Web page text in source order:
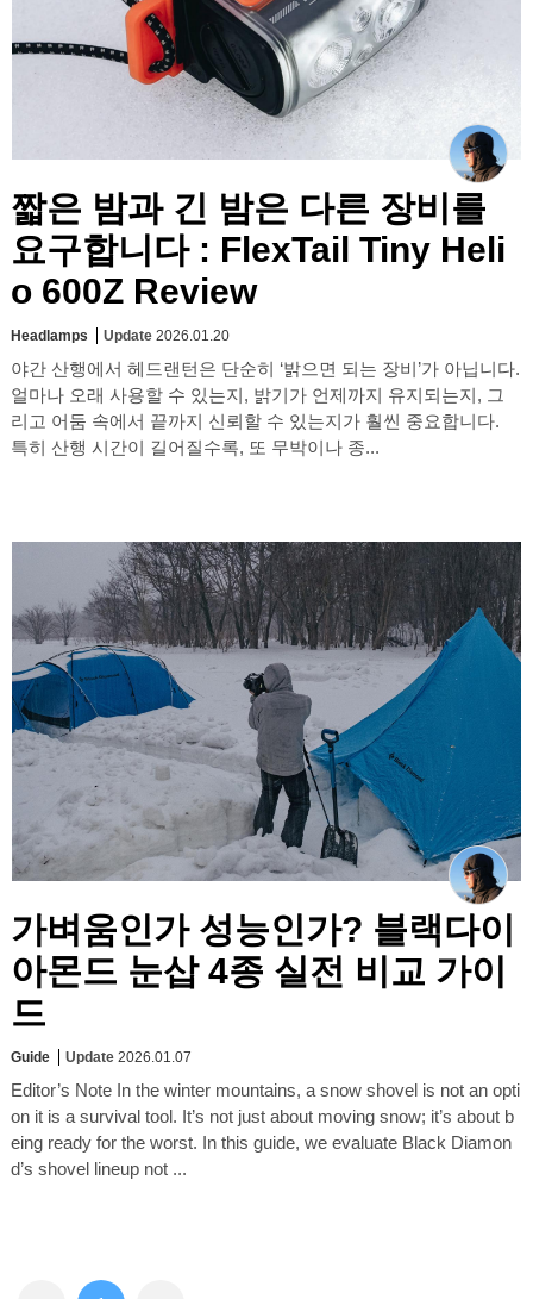
짧은 밤과 긴 밤은 다른 장비를
요구합니다 : FlexTail Tiny Heli
o 600Z Review
Headlamps Update 2026.01.20
야간 산행에서 헤드랜턴은 단순히 ‘밝으면 되는 장비’가 아닙니다.
얼마나 오래 사용할 수 있는지, 밝기가 언제까지 유지되는지, 그
리고 어둠 속에서 끝까지 신뢰할 수 있는지가 훨씬 중요합니다.
특히 산행 시간이 길어질수록, 또 무박이나 종...
가벼움인가 성능인가? 블랙다이
아몬드 눈삽 4종 실전 비교 가이
드
Guide Update 2026.01.07
Editor’s Note In the winter mountains, a snow shovel is not an opti
on it is a survival tool. It’s not just about moving snow; it’s about b
eing ready for the worst. In this guide, we evaluate Black Diamon
d’s shovel lineup not ...